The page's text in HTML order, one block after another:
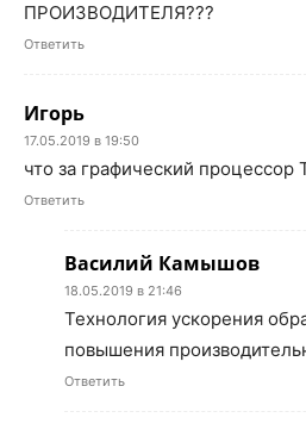
ПРОИЗВОДИТЕЛЯ???
Ответить
Игорь
17.05.2019 в 19:50
что за графический процессор
Ответить
Василий Камышов
18.05.2019 в 21:46
Технология ускорения
повышения
Ответить